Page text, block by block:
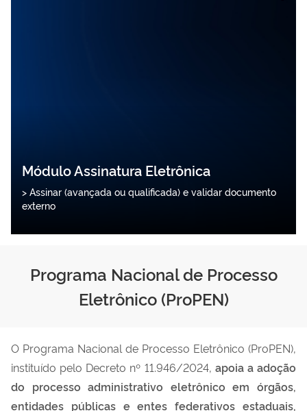
Módulo Assinatura Eletrônica
> Assinar (avançada ou qualificada) e validar documento
externo
Programa Nacional de Processo
Eletrônico (ProPEN)
O Programa Nacional de Processo Eletrônico (ProPEN),
instituído pelo Decreto nº 11.946/2024, apoia a adoção
do processo administrativo eletrônico em órgãos,
entidades públicas e entes federativos estaduais,